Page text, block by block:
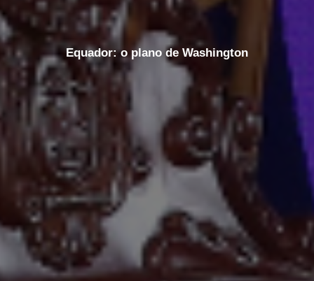
Equador: o plano de Washington